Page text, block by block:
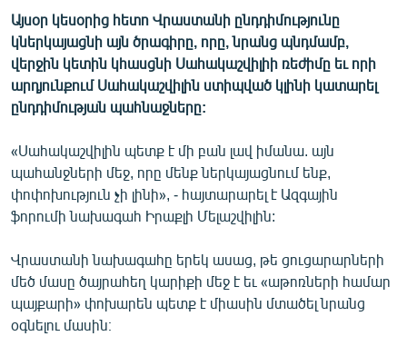
ԿՈՐՈՆԱՎԻՐՈՒՍ
ԱՐԽԻՎ
ՏԵՍԱՆՅՈՒԹԵՐ
ԲԱՆԱՎԵՃ
ՁԳՏԵԼՈՎ ԼԱՎԱԳՈՒՅՆԻՆ
ՓՈԴՔԱՍԹ
Հայերեն
English
Русский
Այսօր կեսօրից հետո Վրաստանի ընդդիմությունը
կներկայացնի այն ծրագիրը, որը, նրանց պնդմամբ,
վերջին կետին կհասցնի Սահակաշվիլիի ռեժիմը եւ որի
արդյունքում Սահակաշվիլին ստիպված կլինի կատարել
ընդդիմության պահնաջները:
«Սահակաշվիլին պետք է մի բան լավ իմանա. այն
պահանջների մեջ, որը մենք ներկայացնում ենք,
փոփոխություն չի լինի», - հայտարարել է Ազգային
ֆորումի նախագահ Իրաքլի Մելաշվիլին:
Վրաստանի նախագահը երեկ ասաց, թե ցուցարարների
մեծ մասը ծայրահեղ կարիքի մեջ է եւ «աթոռների համար
պայքարի» փոխարեն պետք է միասին մտածել նրանց
օգնելու մասին։